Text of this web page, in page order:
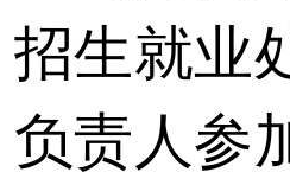
招生就业
负责人参